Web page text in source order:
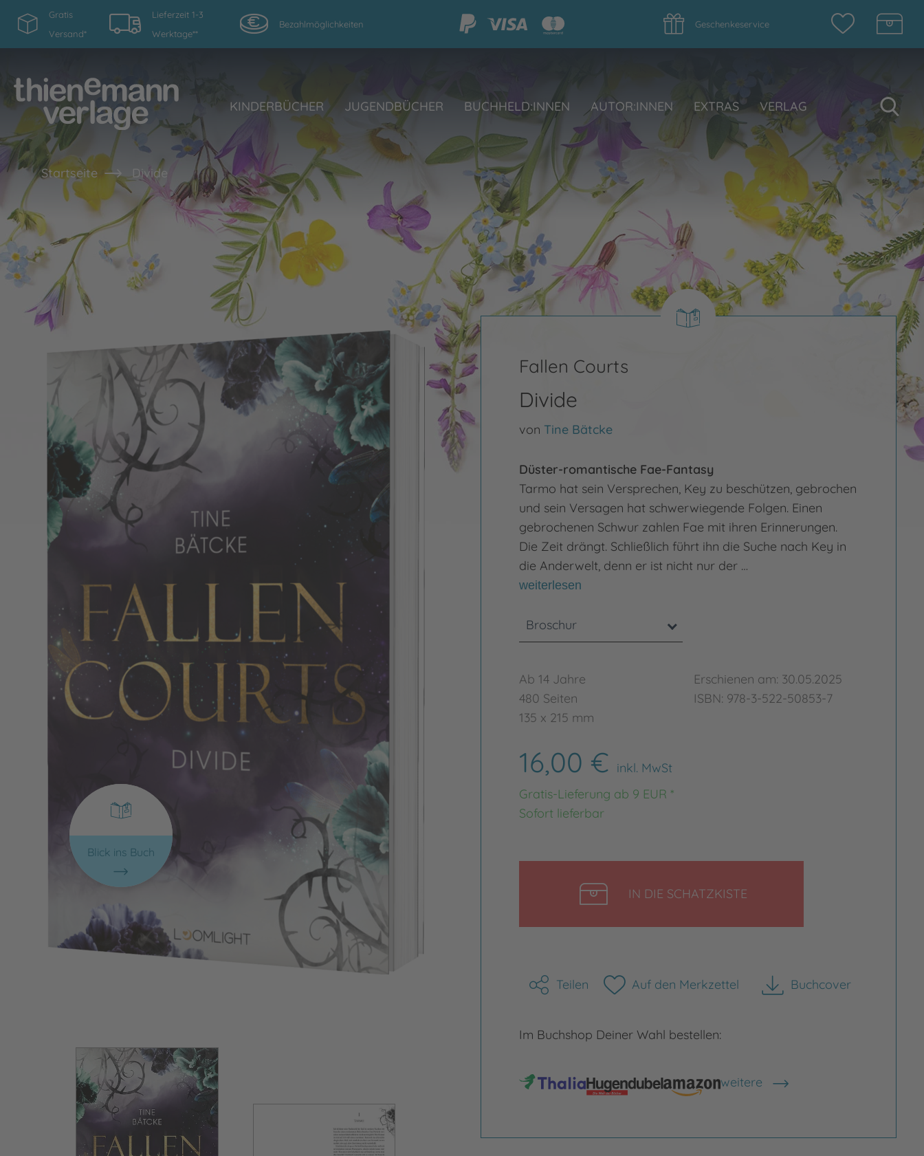
Gratis
Versand*
Lieferzeit 1-3
Werktage**
Bezahlmöglichkeiten Geschenkeservice
KINDERBÜCHER JUGENDBÜCHER BUCHHELD:INNEN AUTOR:INNEN EXTRAS VERLAG
Startseite Divide
Blick ins Buch
Bild vergrößern
Fallen Courts
Divide
von Tine Bätcke
Düster-romantische Fae-Fantasy
Tarmo hat sein Versprechen, Key zu beschützen, gebrochen
und sein Versagen hat schwerwiegende Folgen. Einen
gebrochenen Schwur zahlen Fae mit ihren Erinnerungen.
Die Zeit drängt. Schließlich führt ihn die Suche nach Key in
die Anderwelt, denn er ist nicht nur der …
weiterlesen
Broschur
Ab 14 Jahre
480 Seiten
135 x 215 mm
Erschienen am: 30.05.2025
ISBN: 978-3-522-50853-7
16,00 € inkl. MwSt
Gratis-Lieferung ab 9 EUR *
Sofort lieferbar
IN DIE SCHATZKISTE
Teilen Auf den Merkzettel Buchcover
herunterladen
Im Buchshop Deiner Wahl bestellen:
weitere
Shops anzeigen